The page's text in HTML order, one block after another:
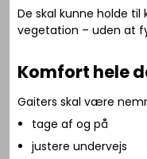
De skal kunne holde
vegetation – uden at
Komfort hele
Gaiters skal være
tage af og på
justere undervejs